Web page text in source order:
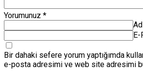
Yorumunuz *
Bir dahaki sefere yorum yaptığımda
e-posta adresimi ve web site adresimi